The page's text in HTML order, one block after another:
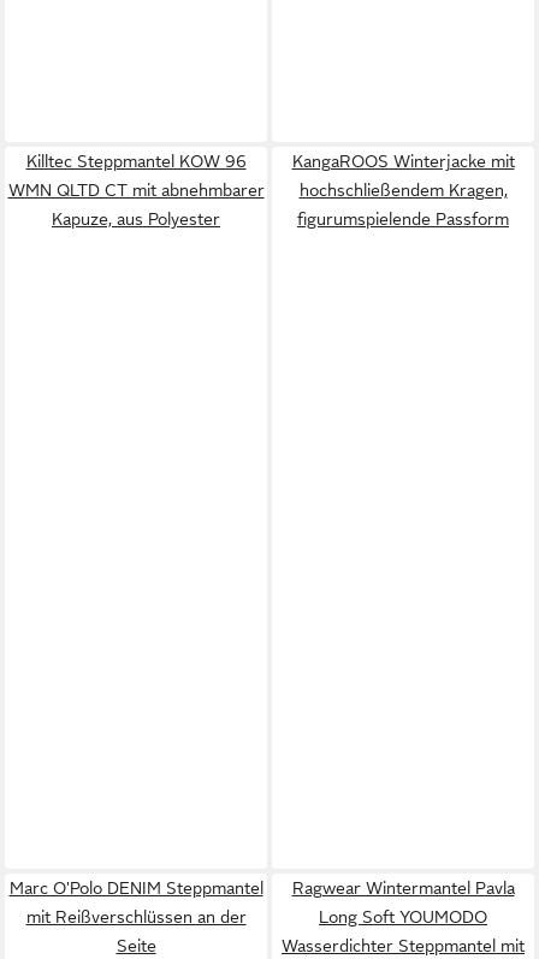
Killtec Steppmantel KOW 96
WMN QLTD CT mit abnehmbarer
Kapuze, aus Polyester
KangaROOS Winterjacke mit
hochschließendem Kragen,
figurumspielende Passform
Marc O'Polo DENIM Steppmantel
mit Reißverschlüssen an der
Seite
Ragwear Wintermantel Pavla
Long Soft YOUMODO
Wasserdichter Steppmantel mit